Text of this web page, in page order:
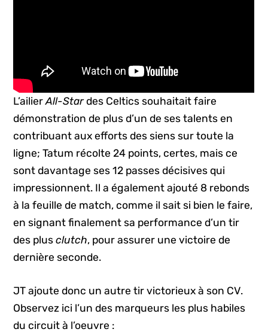
L’ailierAll-Stardes Celtics souhaitait faire
démonstration de plus d’un de ses talents en
contribuant aux efforts des siens sur toute la
ligne; Tatum récolte 24 points, certes, mais ce
sont davantage ses 12 passes décisives qui
impressionnent. Il a également ajouté 8 rebonds
à la feuille de match, comme il sait si bien le faire,
en signant finalement sa performance d’un tir
des plusclutch, pour assurer une victoire de
dernière seconde.
JT ajoute donc un autre tir victorieux à son CV.
Observez ici l’un des marqueurs les plus habiles
du circuit à l’oeuvre :